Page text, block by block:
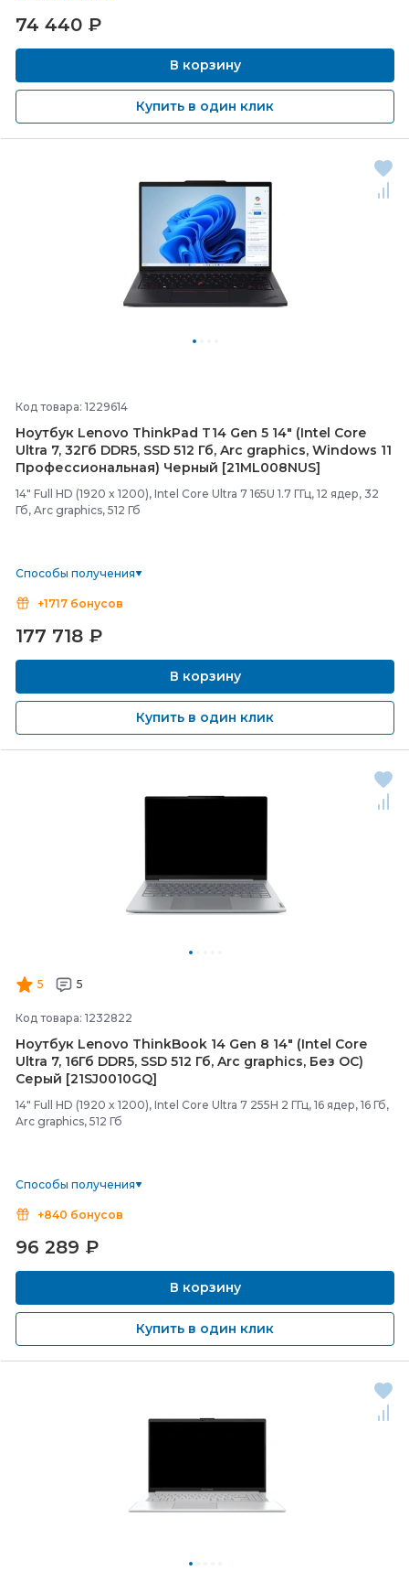
74 440 ₽
В корзину
Купить в один клик
Код товара: 1229614
Ноутбук Lenovo ThinkPad T14 Gen 5 14" (Intel Core
Ultra 7, 32Гб DDR5, SSD 512 Гб, Arc graphics, Windows 11
Профессиональная) Черный [21ML008NUS]
14" Full HD (1920 x 1200), Intel Core Ultra 7 165U 1.7 ГГц, 12 ядер, 32
Гб, Arc graphics, 512 Гб
Способы получения
+1717 бонусов
177 718 ₽
В корзину
Купить в один клик
5 5
Код товара: 1232822
Ноутбук Lenovo ThinkBook 14 Gen 8 14" (Intel Core
Ultra 7, 16Гб DDR5, SSD 512 Гб, Arc graphics, Без ОС)
Серый [21SJ0010GQ]
14" Full HD (1920 x 1200), Intel Core Ultra 7 255H 2 ГГц, 16 ядер, 16 Гб,
Arc graphics, 512 Гб
Способы получения
+840 бонусов
96 289 ₽
В корзину
Купить в один клик